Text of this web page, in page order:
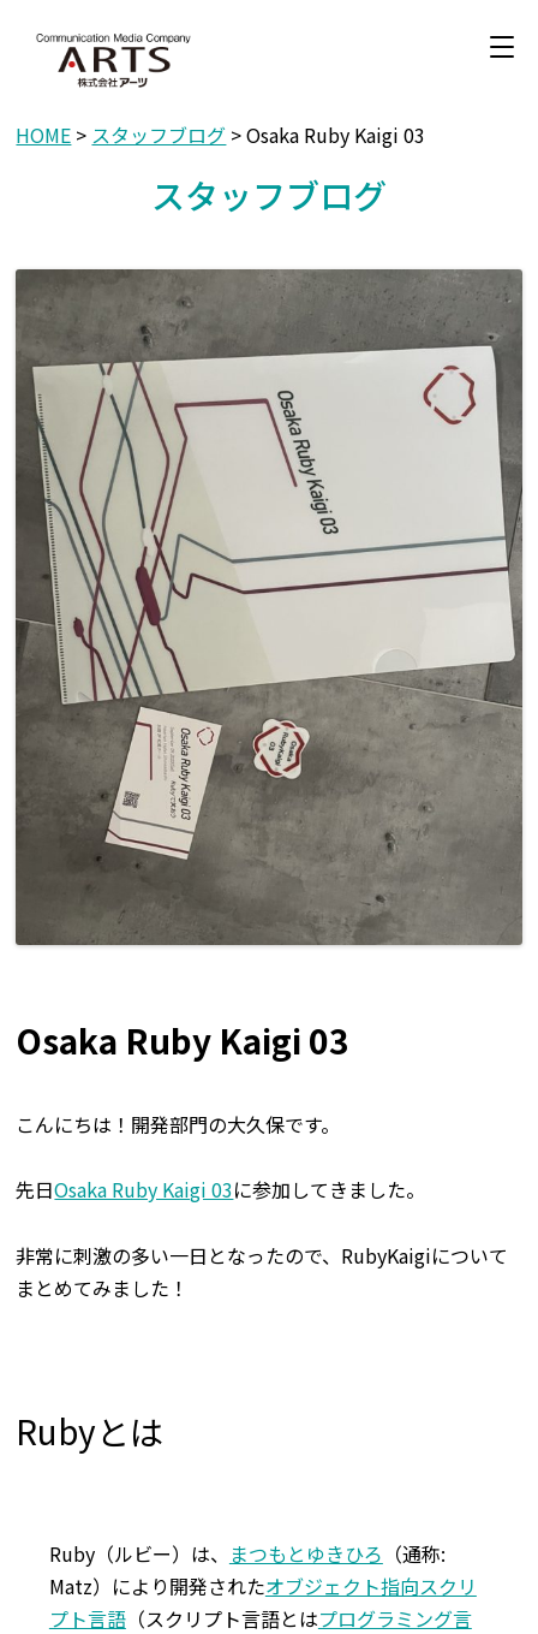
HOME > スタッフブログ > Osaka Ruby Kaigi 03
スタッフブログ
Osaka Ruby Kaigi 03
こんにちは！開発部門の大久保です。
先日Osaka Ruby Kaigi 03に参加してきました。
非常に刺激の多い一日となったので、RubyKaigiについて
まとめてみました！
Rubyとは
Ruby（ルビー）は、 まつもとゆきひろ （通称:
Matz）により開発されたオブジェクト指向スクリ
プト言語（スクリプト言語とはプログラミング言